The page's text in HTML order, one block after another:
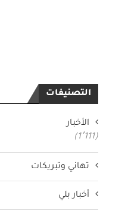
التصنيفات
الأخبار
(1٬111)
تهاني وتبريكات
أخبار بلي